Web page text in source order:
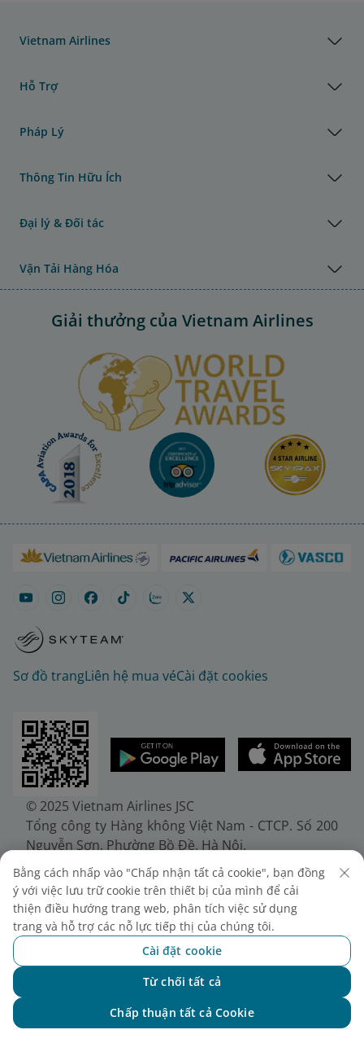
Vietnam Airlines
Hỗ Trợ
Pháp Lý
Thông Tin Hữu Ích
Đại lý & Đối tác
Vận Tải Hàng Hóa
Giải thưởng của Vietnam Airlines
Sơ đồ trangLiên hệ mua véCài đặt cookies
© 2025 Vietnam Airlines JSC
Tổng công ty Hàng không Việt Nam - CTCP. Số 200
Nguyễn Sơn, Phường Bồ Đề, Hà Nội.
Điện thoại: (+84-24) 38272289. Fax: (+84-24)
38722375
Giấy chứng nhận đăng ký doanh nghiệp, mã số
doanh nghiệp 0100107518, đăng ký lần đầu ngày
30/6/2010, đăng ký thay đổi lần thứ 10 ngày
24/7/2025, cấp bởi Sở Tài chính Thành phố Hà Nội.
Bằng cách nhấp vào "Chấp nhận tất cả cookie", bạn đồng
ý với việc lưu trữ cookie trên thiết bị của mình để cải
thiện điều hướng trang web, phân tích việc sử dụng
trang và hỗ trợ các nỗ lực tiếp thị của chúng tôi.
Cài đặt cookie
Từ chối tất cả
Chấp thuận tất cả Cookie